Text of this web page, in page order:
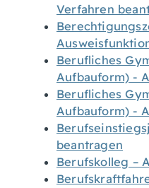
Verfahren
Berufliches
Aufbauform) -
Berufliches
Aufbauform) -
beantragen
Berufskolleg –